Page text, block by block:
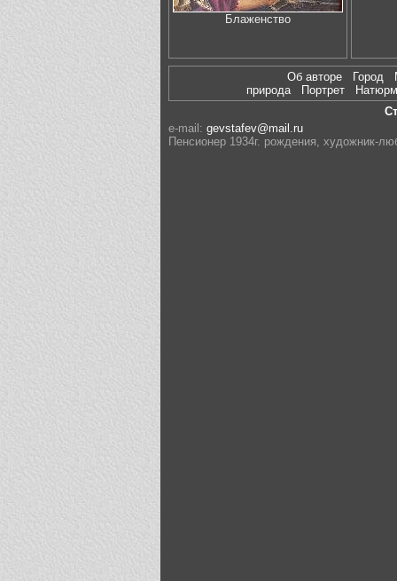
Блаженство
Об авторе Город
природа
Портрет
e-mail: gevstafev@mail.ru
Пенсионер 1934г. рождения, художник-